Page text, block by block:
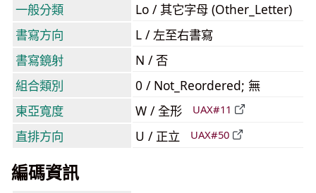
一般分類
Lo / 其它字母 (Other_Letter)
書寫方向
L / 左至右書寫
書寫鏡射
N / 否
組合類別
0 / Not_Reordered; 無
東亞寬度
W / 全形 UAX#11
直排方向 U / 正立 UAX#50
編碼資訊